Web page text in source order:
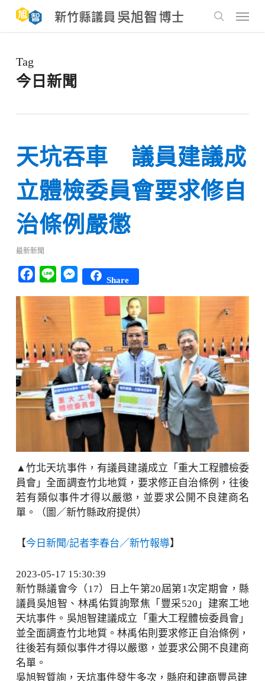
main
Menu
Tag
今日新聞
天坑吞車 議員建議成
立體檢委員會要求修自
治條例嚴懲
最新新聞
Facebook
Line Messenger
Share
▲竹北天坑事件，有議員建議成立「重大工程體檢委
員會」全面調查竹北地質，要求修正自治條例，往後
若有類似事件才得以嚴懲，並要求公開不良建商名
單。（圖／新竹縣政府提供）
【今日新聞/記者李春台／新竹報導】
2023-05-17 15:30:39
新竹縣議會今（17）日上午第20屆第1次定期會，縣
議員吳旭智、林禹佑質詢聚焦「豐采520」建案工地
天坑事件。吳旭智建議成立「重大工程體檢委員會」
並全面調查竹北地質。林禹佑則要求修正自治條例，
往後若有類似事件才得以嚴懲，並要求公開不良建商
名單。
吳旭智質詢，天坑事件發生多次，縣府和建商豐邑建